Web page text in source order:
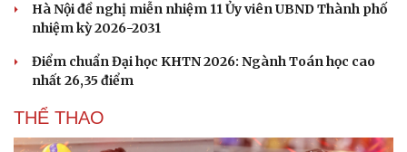
Hà Nội đề nghị miễn nhiệm 11 Ủy viên UBND Thành phố
nhiệm kỳ 2026-2031
Điểm chuẩn Đại học KHTN 2026: Ngành Toán học cao
nhất 26,35 điểm
THỂ THAO